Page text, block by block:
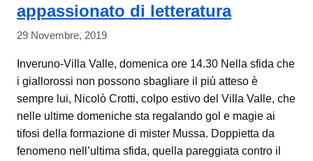
appassionato di letteratura
29 Novembre, 2019
Inveruno-Villa Valle, domenica ore 14.30 Nella sfida che
i giallorossi non possono sbagliare il più atteso è
sempre lui, Nicolò Crotti, colpo estivo del Villa Valle, che
nelle ultime domeniche sta regalando gol e magie ai
tifosi della formazione di mister Mussa. Doppietta da
fenomeno nell’ultima sfida, quella pareggiata contro il